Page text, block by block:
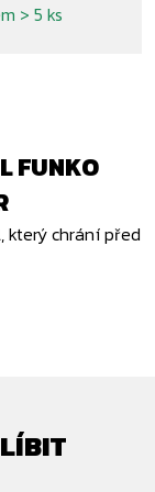
> 5 ks
FUNKO
který chrání před